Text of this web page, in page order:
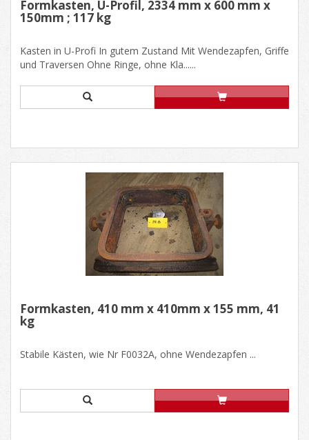
Formkasten, U-Profil, 2334 mm x 600 mm x
150mm ; 117 kg
Kasten in U-Profi In gutem Zustand Mit Wendezapfen, Griffe
und Traversen Ohne Ringe, ohne Kla......
Formkasten, 410 mm x 410mm x 155 mm, 41
kg
Stabile Kästen, wie Nr F0032A, ohne Wendezapfen ...